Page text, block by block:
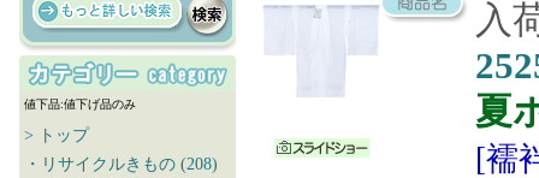
値下品:値下げ品のみ
> トップ
・リサイクルきもの (208)
入
夏
[襦